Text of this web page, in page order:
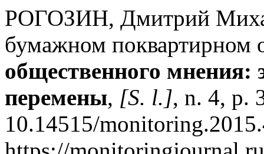
РОГОЗИН, Дмитрий
бумажном поквартирном
общественного мнения:
перемены, [S. l.], n. 4, p.
10.14515/